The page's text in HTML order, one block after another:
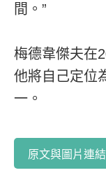
間。”
梅德韋傑夫在
他將自己定位
一。
原文與圖片連結